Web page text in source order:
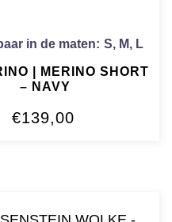
in de maten: S, M, L
| MERINO SHORT
– NAVY
€139,00